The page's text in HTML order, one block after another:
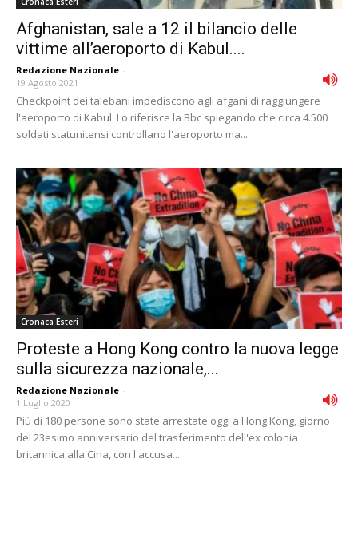
Afghanistan, sale a 12 il bilancio delle
vittime all’aeroporto di Kabul....
Redazione Nazionale -
19 Agosto 2021
Checkpoint dei talebani impediscono agli afgani di raggiungere
l'aeroporto di Kabul. Lo riferisce la Bbc spiegando che circa 4.500
soldati statunitensi controllano l'aeroporto ma...
Cronaca Esteri
Proteste a Hong Kong contro la nuova legge
sulla sicurezza nazionale,...
Redazione Nazionale -
1 Luglio 2020
Più di 180 persone sono state arrestate oggi a Hong Kong, giorno
del 23esimo anniversario del trasferimento dell'ex colonia
britannica alla Cina, con l'accusa...